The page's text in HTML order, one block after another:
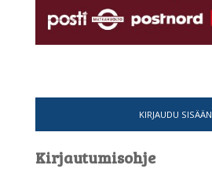
KIRJAUDU SISÄÄN
Kirjautumisohje